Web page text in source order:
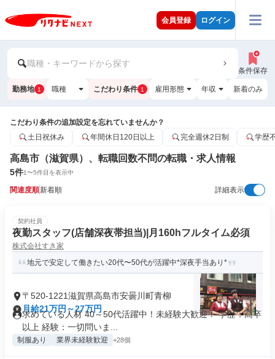
会員登録 ログイン
職種・キーワードから探す
条件保存
勤務地 1 職種 こだわり条件 1 雇用形態 年収 新着のみ
こだわり条件の追加設定を忘れていませんか？
土日祝休み
年間休日120日以上 完全週休2日制 学歴
高島市（滋賀県）、転職回数不問の転職・求人情報
5件1〜5件目を表示中
関連度順新着順 詳細表示
契約社員
夜勤スタッフ(店舗深夜帯担当)|月160hフルタイム必須
株式会社すき家
地元で安定して働きたい20代〜50代が活躍中*深夜手当あり*
〒520-1221滋賀県高島市安曇川町青柳
月給21万円～27万円
求めている人材 40～50代活躍中！未経験大歓迎！ 学歴：高卒
以上 経験：一切問いま...
制服あり 業界未経験歓迎 +28個